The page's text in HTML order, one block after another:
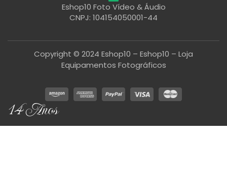
Eshop10 Foto Vídeo & Áudio
CNPJ: 104154050001-44
Copyright © 2024 Eshop10 – Eshop10 – Loja
Equipamentos Fotográficos
14 Anos